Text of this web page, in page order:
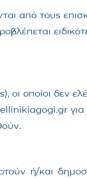
από τους
οποίοι δεν
ή/και